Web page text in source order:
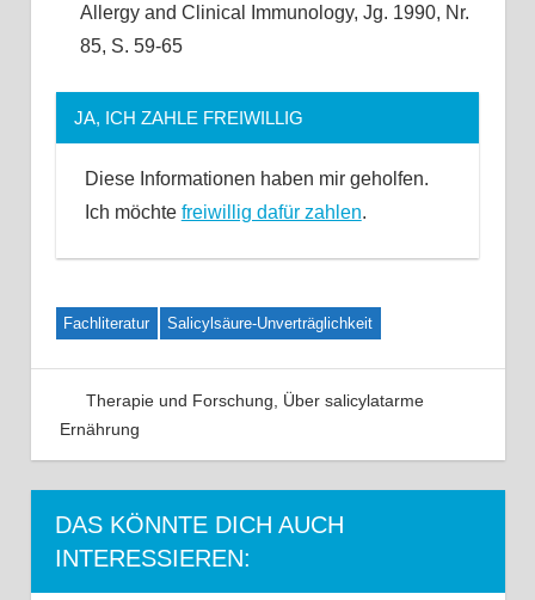
Allergy and Clinical Immunology, Jg. 1990, Nr.
85, S. 59-65
JA, ICH ZAHLE FREIWILLIG
Diese Informationen haben mir geholfen.
Ich möchte freiwillig dafür zahlen.
Fachliteratur Salicylsäure-Unverträglichkeit
Therapie und Forschung
Über salicylatarme
Ernährung
DAS KÖNNTE DICH AUCH
INTERESSIEREN: